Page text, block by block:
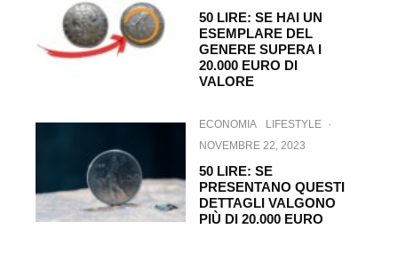
50 LIRE: SE HAI UN
ESEMPLARE DEL
GENERE SUPERA I
20.000 EURO DI
VALORE
ECONOMIA LIFESTYLE ·
NOVEMBRE 22, 2023
50 LIRE: SE
PRESENTANO QUESTI
DETTAGLI VALGONO
PIÙ DI 20.000 EURO